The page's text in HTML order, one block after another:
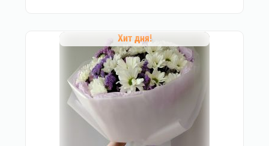
Хит дня!